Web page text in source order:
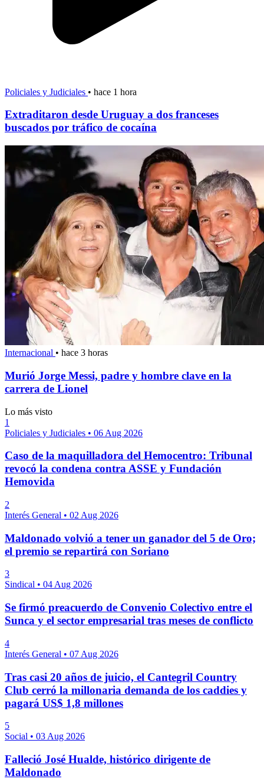
Policiales y Judiciales • hace 1 hora
Extraditaron desde Uruguay a dos franceses
buscados por tráfico de cocaína
Internacional • hace 3 horas
Murió Jorge Messi, padre y hombre clave en la
carrera de Lionel
Lo más visto
1
Policiales y Judiciales • 06 Aug 2026
Caso de la maquilladora del Hemocentro: Tribunal
revocó la condena contra ASSE y Fundación
Hemovida
2
Interés General • 02 Aug 2026
Maldonado volvió a tener un ganador del 5 de Oro;
el premio se repartirá con Soriano
3
Sindical • 04 Aug 2026
Se firmó preacuerdo de Convenio Colectivo entre el
Sunca y el sector empresarial tras meses de conflicto
4
Interés General • 07 Aug 2026
Tras casi 20 años de juicio, el Cantegril Country
Club cerró la millonaria demanda de los caddies y
pagará US$ 1,8 millones
5
Social • 03 Aug 2026
Falleció José Hualde, histórico dirigente de
Maldonado